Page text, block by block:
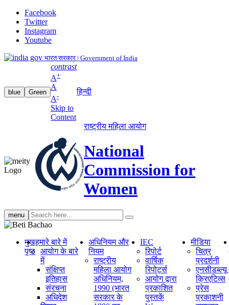
Facebook
Twitter
Instagram
Youtube
भारत सरकार | Government of India
blue Green
contrast
A+
A
A-
Skip to
Content
हिन्दी
राष्ट्रीय महिला आयोग
National
Commission for
Women
menu Search
search
मुख
पृष्ठ
हमारे बारे में
आयोग के बारे
में
संक्षिप्‍त
इतिहास
संरचना
अधिदेश
अधिनियम और
नियम
राष्ट्रीय
महिला आयोग
अधिनियम,
1990 (भारत
सरकार के
IEC
रिपोर्ट
वार्षिक
रिपोर्ट्स
आयोग द्वारा
प्रकाशित
पुस्तकें
मीडिया
चित्र
प्रदर्शनी
एनसीडब्ल्यू
क्रिएटिव्स
प्रेस
प्रकाशनी